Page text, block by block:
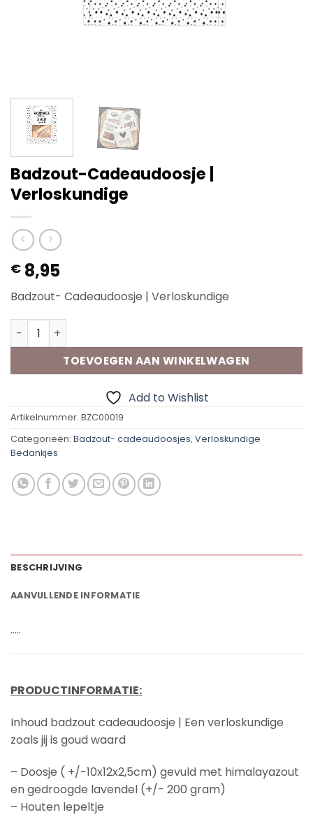
Badzout-Cadeaudoosje |
Verloskundige
€ 8,95
Badzout- Cadeaudoosje | Verloskundige
Badzout-Cadeaudoosje | Verloskundige aantal
TOEVOEGEN AAN WINKELWAGEN
Add to Wishlist
Artikelnummer: BZC00019
Categorieën: Badzout- cadeaudoosjes, Verloskundige
Bedankjes
BESCHRIJVING
AANVULLENDE INFORMATIE
…..
PRODUCTINFORMATIE:
Inhoud badzout cadeaudoosje | Een verloskundige
zoals jij is goud waard
– Doosje ( +/-10x12x2,5cm) gevuld met himalayazout
en gedroogde lavendel (+/- 200 gram)
– Houten lepeltje